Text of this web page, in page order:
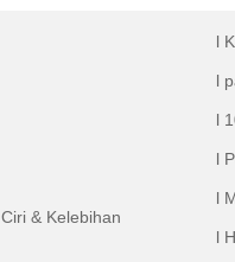
Ciri & Kelebihan
l
l
l
l
l
l